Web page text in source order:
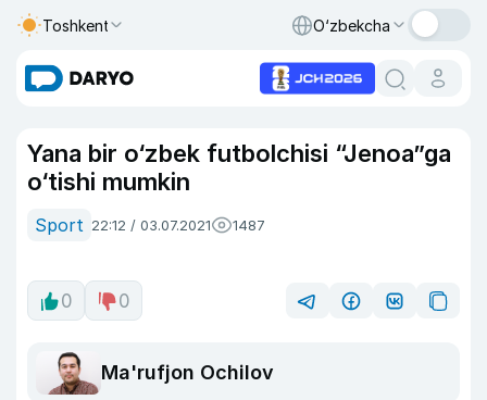
Toshkent O‘zbekcha
Yana bir o‘zbek futbolchisi “Jenoa”ga
o‘tishi mumkin
Sport 22:12 / 03.07.2021 1487
0 0
Ma'rufjon Ochilov